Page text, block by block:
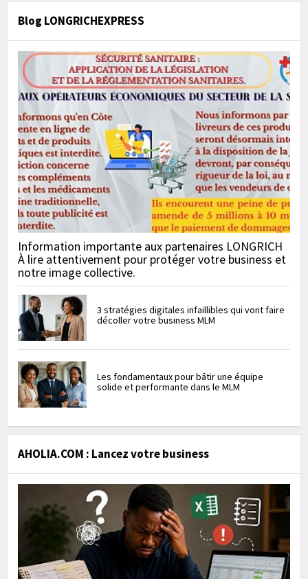
Blog LONGRICHEXPRESS
Information importante aux partenaires LONGRICH
À lire attentivement pour protéger votre business et
notre image collective.
3 stratégies digitales infaillibles qui vont faire
décoller votre business MLM
Les fondamentaux pour bâtir une équipe
solide et performante dans le MLM
AHOLIA.COM : Lancez votre business